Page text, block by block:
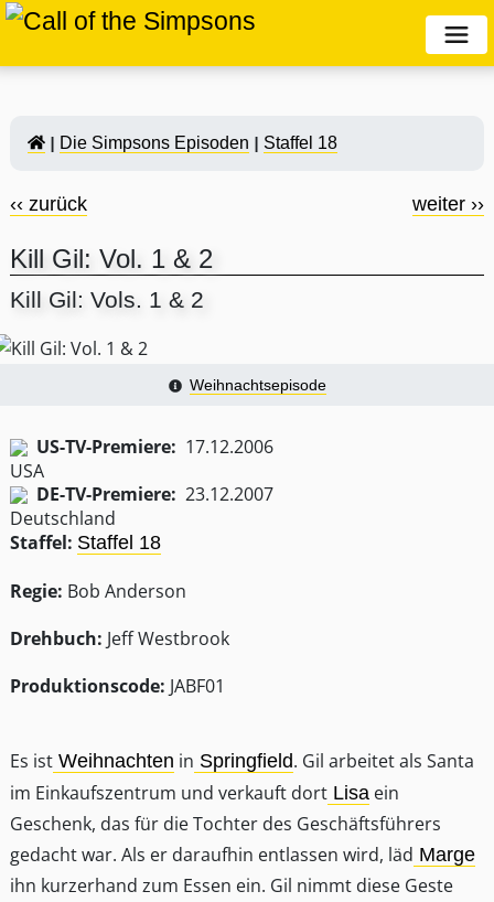
Die Simpsons Episoden Staffel 18
‹‹ zurück weiter ››
Kill Gil: Vol. 1 & 2
Kill Gil: Vols. 1 & 2
Weihnachtsepisode
US-TV-Premiere: 17.12.2006
DE-TV-Premiere: 23.12.2007
Staffel: Staffel 18
Regie: Bob Anderson
Drehbuch: Jeff Westbrook
Produktionscode: JABF01
Es ist Weihnachten in Springfield. Gil arbeitet als Santa
im Einkaufszentrum und verkauft dort Lisa ein
Geschenk, das für die Tochter des Geschäftsführers
gedacht war. Als er daraufhin entlassen wird, läd Marge
ihn kurzerhand zum Essen ein. Gil nimmt diese Geste